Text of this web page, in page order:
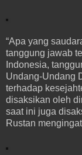
“Apa yang
tanggung jawab
Indonesia,
Undang-Undang
terhadap
disaksikan oleh
saat ini juga
Rustan